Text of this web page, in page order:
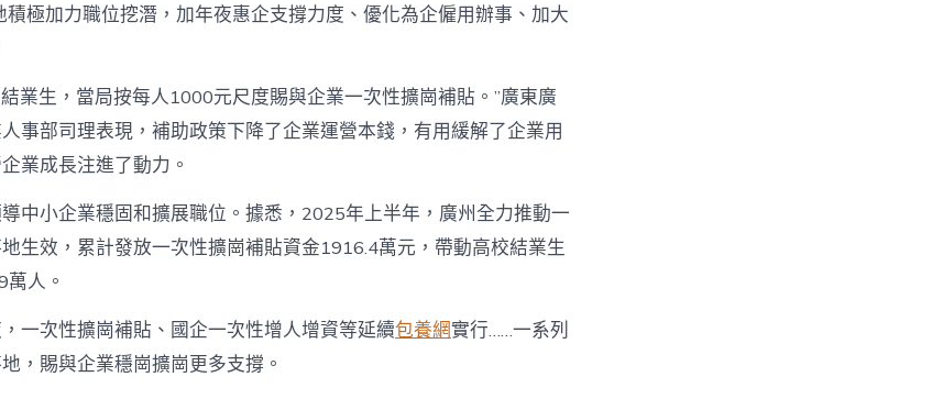
極加力職位挖潛，加年夜惠企支撐力度、優化為企僱用辦事、加大
業生，當局按每人1000元尺度賜與企業一次性擴崗補貼。”廣東廣
事部司理表現，補助政策下降了企業運營本錢，有用緩解了企業用
業成長注進了動力。
中小企業穩固和擴展職位。據悉，2025年上半年，廣州全力推動一
生效，累計發放一次性擴崗補貼資金1916.4萬元，帶動高校結業生
人。
一次性擴崗補貼、國企一次性增人增資等延續包養網實行……一系列
，賜與企業穩崗擴崗更多支撐。